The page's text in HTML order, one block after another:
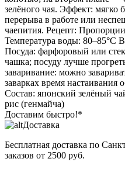
зелёного чая. Эффект: мягко
перерыва в работе или
чаепития. Рецепт:
Температура воды: 80–85°C
Посуда: фарфоровый или
чашка; посуду лучше
заваривание: можно
заварках время
Состав: японский зелёный
рис (генмайча)
Доставим быстро!*
Доставка
Бесплатная доставка по
заказов от 2500 руб.